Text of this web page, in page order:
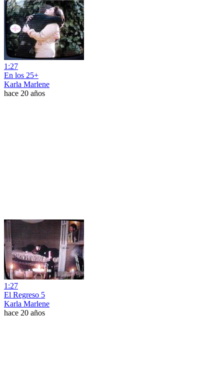
1:27
En los 25+
Karla Marlene
hace 20 años
1:27
El Regreso 5
Karla Marlene
hace 20 años